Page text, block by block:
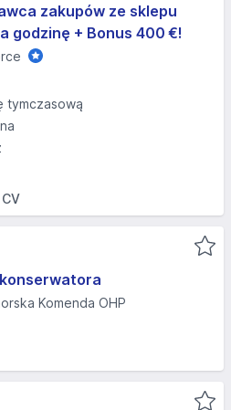
zakupów ze sklepu
godzinę + Bonus 400 €!
tymczasową
Komenda OHP